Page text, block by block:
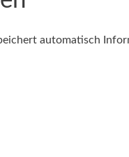
automatisch